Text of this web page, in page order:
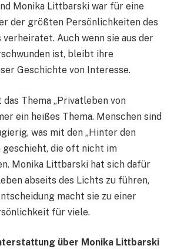
Monika Littbarski war für eine
der größten Persönlichkeiten des
Auch wenn sie aus der
ist, bleibt ihre
Geschichte von Interesse.
Thema „Privatleben von
ein heißes Thema. Menschen sind
was mit den „Hinter den
geschieht, die oft nicht im
Monika Littbarski hat sich dafür
abseits des Lichts zu führen,
macht sie zu einer
für viele.
über Monika Littbarski